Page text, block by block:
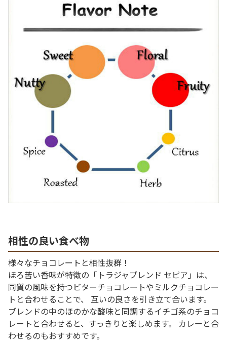
相性の良い食べ物
様々なチョコレートと相性抜群！
ほろ苦い香味が特徴の「トラジャブレンド セピア」は、
同質の風味を持つビターチョコレートやミルクチョコレー
トと合わせることで、 互いの良さを引き立て合います。
ブレンドの中のほのかな酸味と同調するイチゴ系のチョコ
レートと合わせると、すっきりと楽しめます。 カレーと合
わせるのもおすすめです。